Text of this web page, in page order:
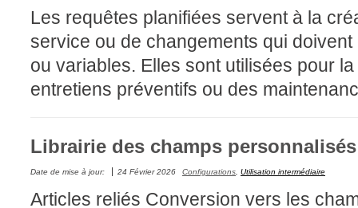
permissions
Portail Web
Rapports &
Relations
Résolution
rôles
service
Les requêtes planifiées servent à la
service ou de changements qui
ou variables. Elles sont utilisées pour
entretiens préventifs ou des
Librairie des champs personnalisés
Date de mise à jour: 24 Février 2026 Configurations Utilisation intermédiaire
Articles reliés Conversion vers les